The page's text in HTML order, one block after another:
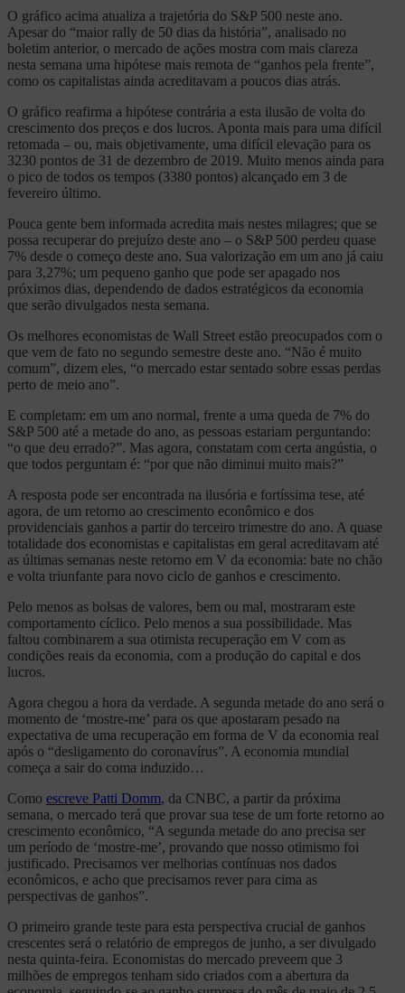
O gráfico acima atualiza a trajetória do S&P 500 neste ano.
Apesar do “maior rally de 50 dias da história”, analisado no
boletim anterior, o mercado de ações mostra com mais clareza
nesta semana uma hipótese mais remota de “ganhos pela frente”,
como os capitalistas ainda acreditavam a poucos dias atrás.
O gráfico reafirma a hipótese contrária a esta ilusão de volta do
crescimento dos preços e dos lucros. Aponta mais para uma difícil
retomada – ou, mais objetivamente, uma difícil elevação para os
3230 pontos de 31 de dezembro de 2019. Muito menos ainda para
o pico de todos os tempos (3380 pontos) alcançado em 3 de
fevereiro último.
Pouca gente bem informada acredita mais nestes milagres; que se
possa recuperar do prejuízo deste ano – o S&P 500 perdeu quase
7% desde o começo deste ano. Sua valorização em um ano já caiu
para 3,27%; um pequeno ganho que pode ser apagado nos
próximos dias, dependendo de dados estratégicos da economia
que serão divulgados nesta semana.
Os melhores economistas de Wall Street estão preocupados com o
que vem de fato no segundo semestre deste ano. “Não é muito
comum”, dizem eles, “o mercado estar sentado sobre essas perdas
perto de meio ano”.
E completam: em um ano normal, frente a uma queda de 7% do
S&P 500 até a metade do ano, as pessoas estariam perguntando:
“o que deu errado?”. Mas agora, constatam com certa angústia, o
que todos perguntam é: “por que não diminui muito mais?”
A resposta pode ser encontrada na ilusória e fortíssima tese, até
agora, de um retorno ao crescimento econômico e dos
providenciais ganhos a partir do terceiro trimestre do ano. A quase
totalidade dos economistas e capitalistas em geral acreditavam até
as últimas semanas neste retorno em V da economia: bate no chão
e volta triunfante para novo ciclo de ganhos e crescimento.
Pelo menos as bolsas de valores, bem ou mal, mostraram este
comportamento cíclico. Pelo menos a sua possibilidade. Mas
faltou combinarem a sua otimista recuperação em V com as
condições reais da economia, com a produção do capital e dos
lucros.
Agora chegou a hora da verdade. A segunda metade do ano será o
momento de ‘mostre-me’ para os que apostaram pesado na
expectativa de uma recuperação em forma de V da economia real
após o “desligamento do coronavírus”. A economia mundial
começa a sair do coma induzido…
Como escreve Patti Domm, da CNBC, a partir da próxima
semana, o mercado terá que provar sua tese de um forte retorno ao
crescimento econômico, “A segunda metade do ano precisa ser
um período de ‘mostre-me’, provando que nosso otimismo foi
justificado. Precisamos ver melhorias contínuas nos dados
econômicos, e acho que precisamos rever para cima as
perspectivas de ganhos”.
O primeiro grande teste para esta perspectiva crucial de ganhos
crescentes será o relatório de empregos de junho, a ser divulgado
nesta quinta-feira. Economistas do mercado preveem que 3
milhões de empregos tenham sido criados com a abertura da